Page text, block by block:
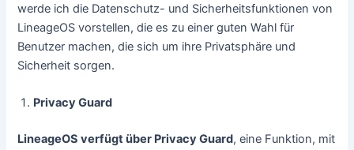
werde ich die Datenschutz- und Sicherheitsfunktionen von
LineageOS vorstellen, die es zu einer guten Wahl für
Benutzer machen, die sich um ihre Privatsphäre und
Sicherheit sorgen.
Privacy Guard
LineageOS verfügt über Privacy Guard, eine Funktion, mit